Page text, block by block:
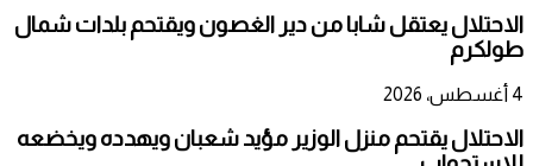
الاحتلال يعتقل شابا من دير الغصون ويقتحم بلدات شمال
طولكرم
4 أغسطس، 2026
الاحتلال يقتحم منزل الوزير مؤيد شعبان ويهدده ويخضعه